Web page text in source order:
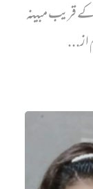
قریب مبینہ
از...